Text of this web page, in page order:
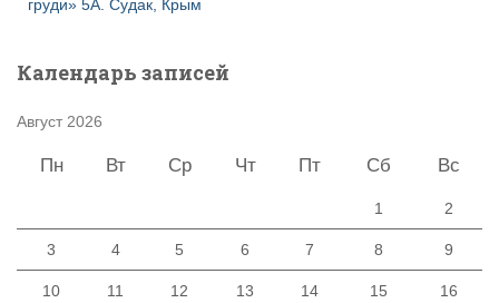
груди» 5А. Судак, Крым
Календарь записей
Август 2026
Пн Вт Ср Чт Пт Сб Вс
1 2
3 4 5 6 7 8 9
10 11 12 13 14 15 16